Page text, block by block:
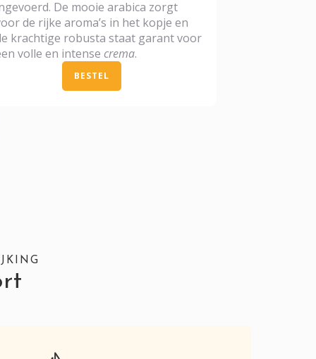
De mooie arabica zorgt
de rijke aroma’s in het kopje en
krachtige robusta staat garant voor
volle en intense crema.
BESTEL